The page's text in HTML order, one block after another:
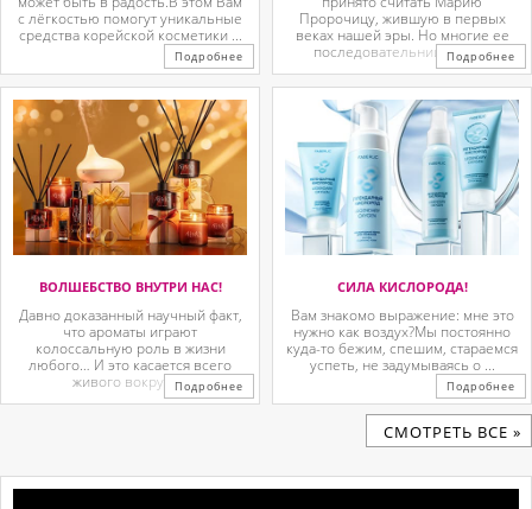
с лёгкостью помогут уникальные
средства корейской косметики ...
Подробнее
Пророчицу, жившую в первых
веках нашей эры. Но многие ее
последовательницы так ...
Подробнее
ВОЛШЕБСТВО ВНУТРИ НАС!
Давно доказанный научный факт,
что ароматы играют
колоссальную роль в жизни
любого… И это касается всего
живого вокруг. ...Подробнее
СИЛА КИСЛОРОДА!
Вам знакомо выражение: мне это
нужно как воздух?Мы постоянно
куда-то бежим, спешим, стараемся
успеть, не задумываясь о ...
Подробнее
CМОТРЕТЬ ВСЕ »